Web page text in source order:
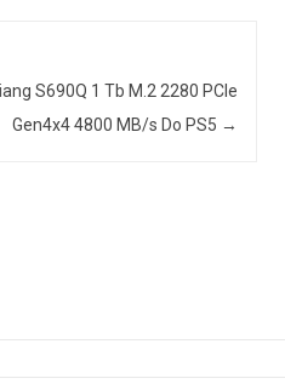
S690Q 1 Tb M.2 2280 PCIe
Gen4x4 4800 MB/s Do PS5 →